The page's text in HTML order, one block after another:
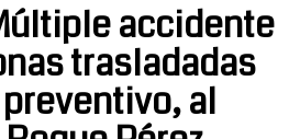
accidente
trasladadas
al